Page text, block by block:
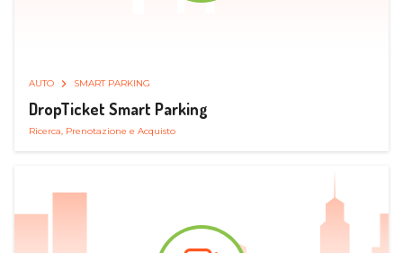
AUTO SMART PARKING
DropTicket Smart Parking
Ricerca, Prenotazione e Acquisto